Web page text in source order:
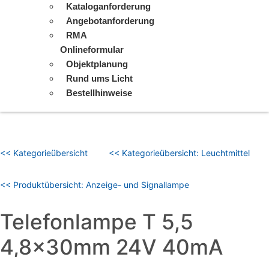
Kataloganforderung
Angebotanforderung
RMA
Onlineformular
Objektplanung
Rund ums Licht
Bestellhinweise
<< Kategorieübersicht << Kategorieübersicht: Leuchtmittel
<< Produktübersicht: Anzeige- und Signallampe
Telefonlampe T 5,5
4,8x30mm 24V 40mA